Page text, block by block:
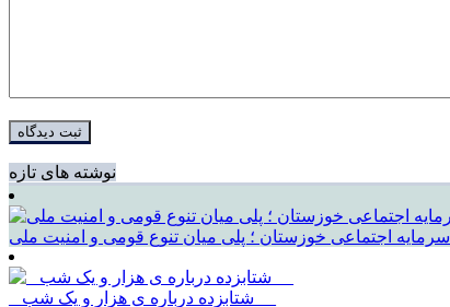
نوشته های تازه
سرمایه اجتماعی خوزستان ؛ پلی میان تنوع قومی و امنیت ملی